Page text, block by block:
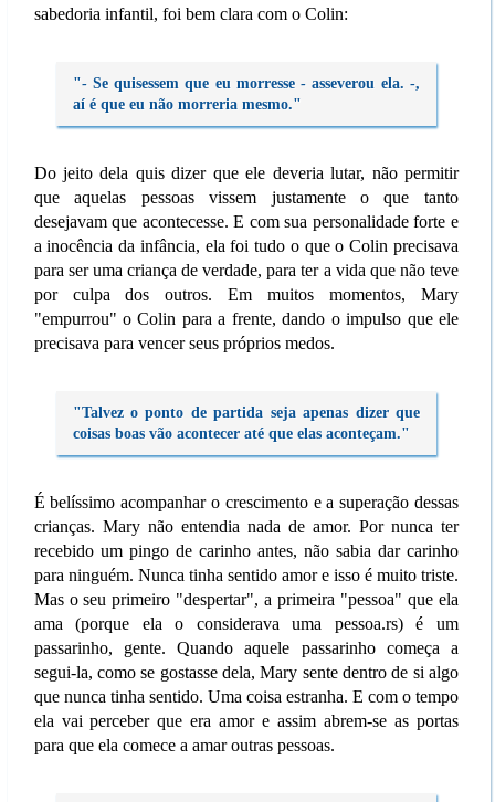
sabedoria infantil, foi bem clara com o Colin:
"- Se quisessem que eu morresse - asseverou ela. -,
aí é que eu não morreria mesmo."
Do jeito dela quis dizer que ele deveria lutar, não permitir
que aquelas pessoas vissem justamente o que tanto
desejavam que acontecesse. E com sua personalidade forte e
a inocência da infância, ela foi tudo o que o Colin precisava
para ser uma criança de verdade, para ter a vida que não teve
por culpa dos outros. Em muitos momentos, Mary
"empurrou" o Colin para a frente, dando o impulso que ele
precisava para vencer seus próprios medos.
"Talvez o ponto de partida seja apenas dizer que
coisas boas vão acontecer até que elas aconteçam."
É belíssimo acompanhar o crescimento e a superação dessas
crianças. Mary não entendia nada de amor. Por nunca ter
recebido um pingo de carinho antes, não sabia dar carinho
para ninguém. Nunca tinha sentido amor e isso é muito triste.
Mas o seu primeiro "despertar", a primeira "pessoa" que ela
ama (porque ela o considerava uma pessoa.rs) é um
passarinho, gente. Quando aquele passarinho começa a
segui-la, como se gostasse dela, Mary sente dentro de si algo
que nunca tinha sentido. Uma coisa estranha. E com o tempo
ela vai perceber que era amor e assim abrem-se as portas
para que ela comece a amar outras pessoas.